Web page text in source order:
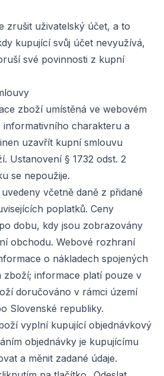
zrušit uživatelský účet, a to
kupující svůj účet nevyužívá,
své povinnosti z kupní
zboží umístěná ve webovém
charakteru a
uzavřít kupní smlouvu
Ustanovení § 1732 odst. 2
se nepoužije.
včetně daně z přidané
poplatků. Ceny
dobu, kdy jsou zobrazovány
obchodu. Webové rozhraní
o nákladech spojených
zboží; informace platí pouze v
doručováno v rámci území
Slovenské republiky.
vyplní kupující objednávkový
objednávky je kupujícímu
a měnit zadané údaje.